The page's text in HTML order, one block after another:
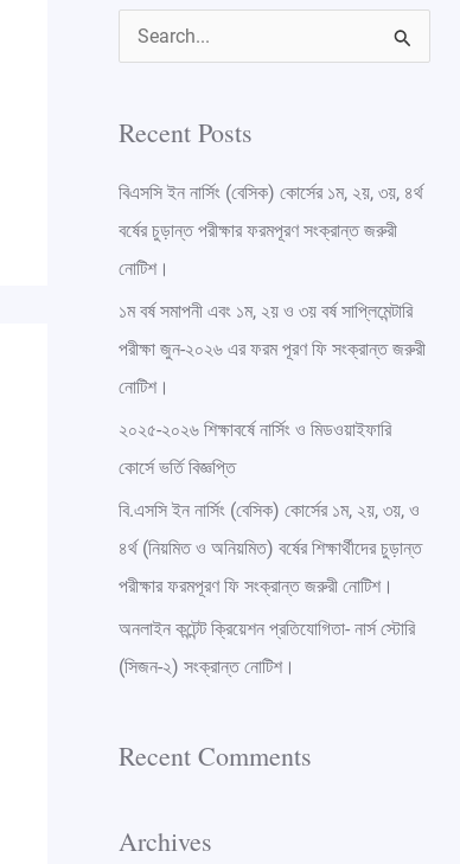
c
h
f
o
r
:
Recent Posts
বিএসসি ইন নার্সিং (বেসিক) কোর্সের ১ম, ২য়, ৩য়, ৪র্থ
বর্ষের চুড়ান্ত পরীক্ষার ফরমপূরণ সংক্রান্ত জরুরী
নোটিশ।
১ম বর্ষ সমাপনী এবং ১ম, ২য় ও ৩য় বর্ষ সাপ্লিমেন্টারি
পরীক্ষা জুন-২০২৬ এর ফরম পূরণ ফি সংক্রান্ত জরুরী
নোটিশ।
২০২৫-২০২৬ শিক্ষাবর্ষে নার্সিং ও মিডওয়াইফারি
কোর্সে ভর্তি বিজ্ঞপ্তি
বি.এসসি ইন নার্সিং (বেসিক) কোর্সের ১ম, ২য়, ৩য়, ও
৪র্থ (নিয়মিত ও অনিয়মিত) বর্ষের শিক্ষার্থীদের চুড়ান্ত
পরীক্ষার ফরমপূরণ ফি সংক্রান্ত জরুরী নোটিশ।
অনলাইন কন্টেন্ট ক্রিয়েশন প্রতিযোগিতা- নার্স স্টোরি
(সিজন-২) সংক্রান্ত নোটিশ।
Recent Comments
Archives